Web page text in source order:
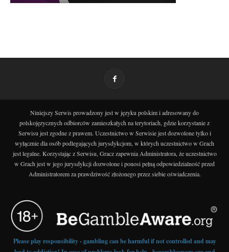
Niniejszy Serwis prowadzony jest w języku polskim i adresowany do
polskojęzycznych odbiorców zamieszkałych na terytoriach, gdzie korzystanie z
Serwisu jest zgodne z prawem. Uczestnictwo w Serwisie jest dozwolone tylko i
wyłącznie dla osób podlegających jurysdykcjom, w których uczestnictwo w Grach
jest legalne. Korzystając z Serwisu, Gracz zapewnia Administratora, że uczestnictwo
w Grach jest w jego jurysdykcji dozwolone i ponosi pełną odpowiedzialność przed
Administratorem za prawdziwość złożonego przez siebie oświadczenia.
Please play responsibility - gambling can be harmful if not controlled and may